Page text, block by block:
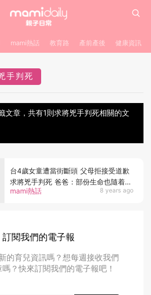
mami熱話 教育路 產前產後 健康資訊
手判死
文章，共有1則求將兇手判死相關的文
mami熱話 8 years ago
台4歲女童遭當街斷頭 父母拒接受道歉
求將兇手判死 爸爸：部份生命也隨着小
燈泡逝去
訂閱我們的電子報
的育兒資訊嗎？想每週接收我們
？快來訂閱我們的電子報吧！